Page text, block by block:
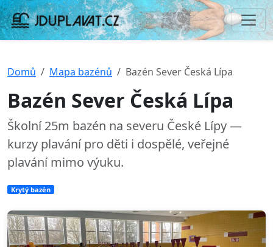
Domů Mapa bazénů Bazén Sever Česká Lípa
Bazén Sever Česká Lípa
Školní 25m bazén na severu České Lípy —
kurzy plavání pro děti i dospělé, veřejné
plavání mimo výuku.
Krytý bazén